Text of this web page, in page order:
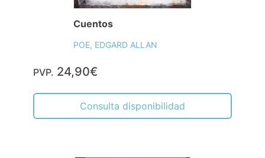
Cuentos
POE, EDGARD ALLAN
PVP. 24,90€
Consulta disponibilidad